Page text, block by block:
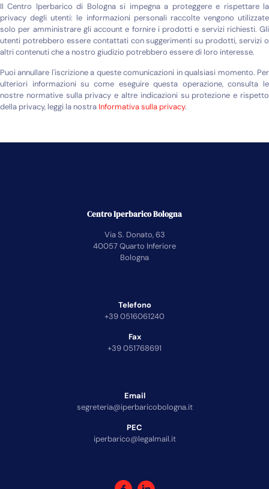
Il Centro Iperbarico di Bologna si impegna a proteggere e rispettare la
privacy degli utenti: le informazioni personali raccolte vengono utilizzate
solo per amministrare gli account e fornire i prodotti e servizi richiesti. Gli
utenti potrebbero essere contattati con suggerimenti su prodotti, servizi o
altri contenuti che a nostro giudizio potrebbero essere di loro interesse.
Puoi annullare l'iscrizione a queste comunicazioni in qualsiasi momento. Per
ulteriori informazioni su come eseguire questa operazione, consulta le
nostre normative sulla privacy e altre indicazioni su protezione e rispetto
della privacy, leggi la nostra Informativa sulla privacy.
Centro Iperbarico Bologna
Via S. Donato, 63
40057 Quarto Inferiore
Bologna
Telefono
+39 0516061240
Fax
+39 051768691
Email
segreteria@iperbaricobologna.it
PEC
iperbarico@legalmail.it